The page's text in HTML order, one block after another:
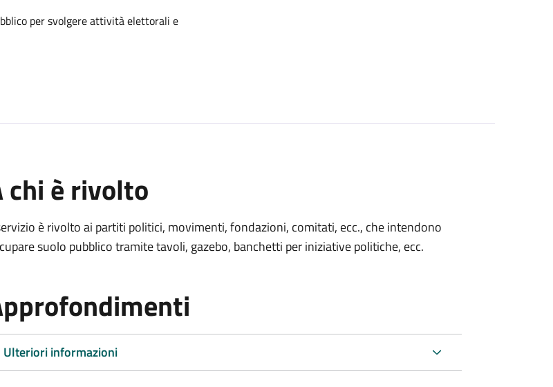
per svolgere attività elettorali e
chi è rivolto
è rivolto ai partiti politici, movimenti, fondazioni, comitati, ecc., che intendono
suolo pubblico tramite tavoli, gazebo, banchetti per iniziative politiche, ecc.
Ulteriori informazioni